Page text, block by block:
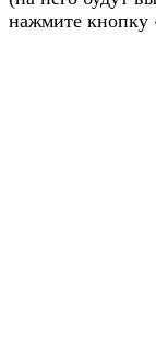
нажмите кнопку